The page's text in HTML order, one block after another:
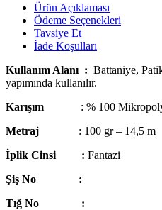
Ürün Açıklaması
Ödeme Seçenekleri
Tavsiye Et
İade Koşulları
Kullanım Alanı : Battaniye,
yapımında kullanılır.
Karışım
: % 100
Metraj : 100 gr – 14,5 m
İplik Cinsi : Fantazi
Şiş No :
Tığ No :